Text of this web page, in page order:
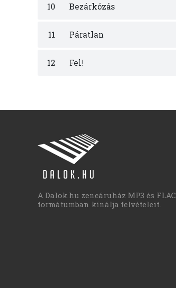
10 Bezárkózás
11 Páratlan
12 Fel!
A Dalok.hu zeneáruház MP3 és FLAC
formátumban kínálja felvételeit.